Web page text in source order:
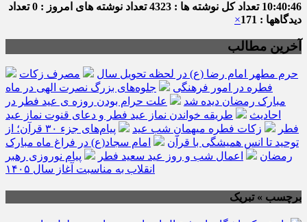
10:40:47 تعداد کل نوشته ها : 4323 تعداد نوشته های امروز : 0
تعداد
دیدگاهها : 171
×
آخرین مطالب
حرم مطهر امام رضا (ع) در لحظه تحویل سال
مصرف زکات
فطره در امور فرهنگی
جلوه‌های بزرگ نصرت الهی در ماه
مبارک رمضان دیده شد
علت حرام بودن روزه ی عید فطر در
احادیث
طریقه خواندن نماز عید فطر و دعای قنوت نماز عید
فطر
زکات فطره میهمانِ شب عید
پیام‌های جزء ۳۰ قرآن؛ از
توحید تا انس همیشگی با قرآن
امام سجاد(ع) در فراغ ماه مبارک
رمضان
اعمال شب و روز عید سعید فطر
پیام نوروزی رهبر
انقلاب به مناسبت آغاز سال ۱۴۰۵
برچسب » تبریک